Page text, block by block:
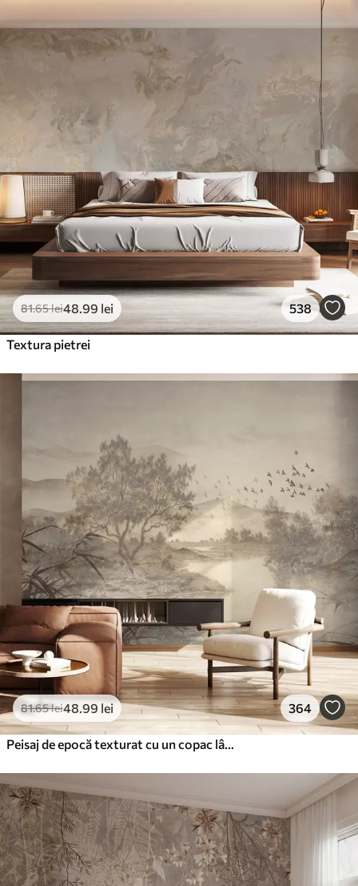
81.65lei48 .99 lei 538
Textura pietrei
81.65lei48 .99 lei 364